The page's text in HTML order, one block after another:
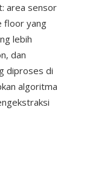
area sensor
floor yang
lebih
dan
diproses di
algoritma